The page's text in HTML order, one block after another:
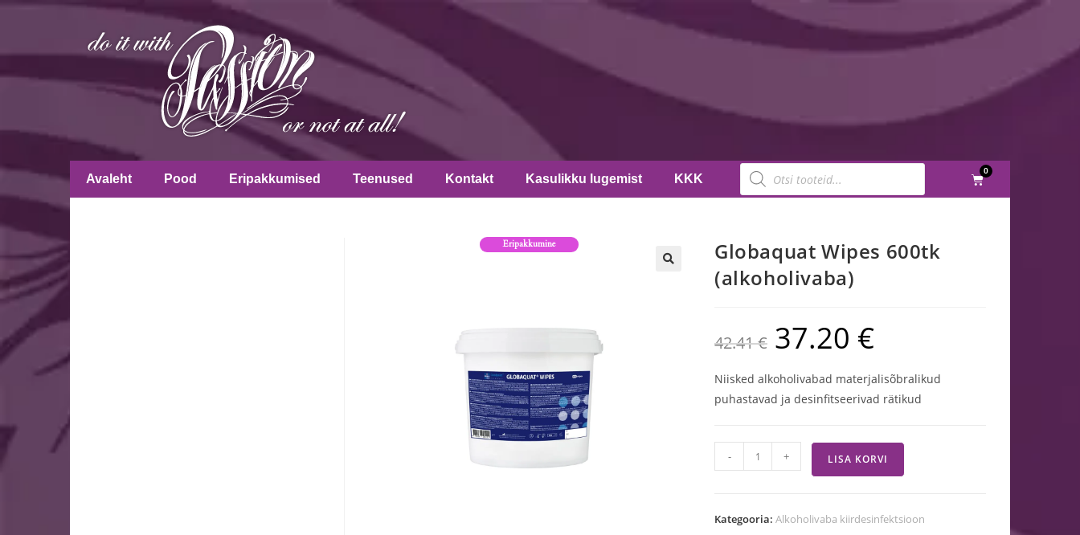
Avaleht Pood Eripakkumised Teenused Kontakt Kasulikku lugemist KKK
0
Eripakkumine
Globaquat Wipes 600tk
(alkoholivaba)
42.41€ 37.20 €
Niisked alkoholivabad materjalisõbralikud
puhastavad ja desinfitseerivad rätikud
- + LISA KORVI
Kategooria: Alkoholivaba kiirdesinfektsioon